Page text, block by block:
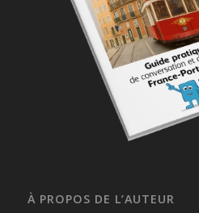
À PROPOS DE L’AUTEUR